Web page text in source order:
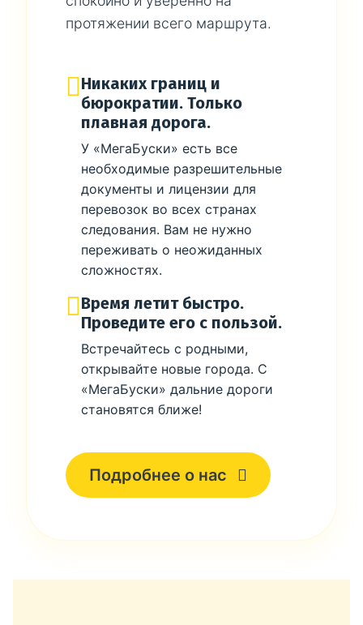
протяжении всего маршрута.
Никаких границ и
бюрократии. Только
плавная дорога.
У «МегаБуски» есть все
необходимые разрешительные
документы и лицензии для
перевозок во всех странах
следования. Вам не нужно
переживать о неожиданных
сложностях.
Время летит быстро.
Проведите его с пользой.
Встречайтесь с родными,
открывайте новые города. С
«МегаБуски» дальние дороги
становятся ближе!
Подробнее о нас